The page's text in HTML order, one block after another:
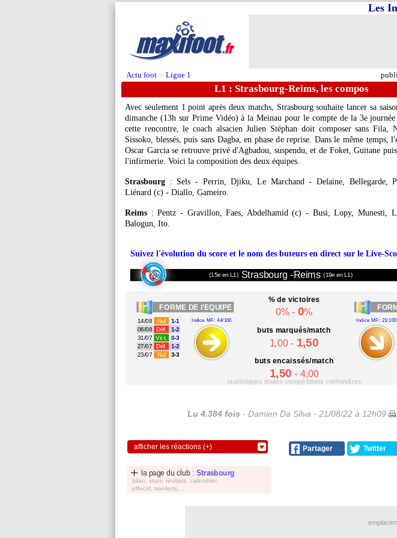
Actu foot > Ligue 1
Les
L1 : Strasbourg-Reims, les compos
Avec seulement 1 point après deux matchs, Strasbourg souhaite lancer sa
dimanche (13h sur Prime Vidéo) à la Meinau pour le compte de la 3e
cette rencontre, le coach alsacien Julien Stéphan doit composer sans Fila,
Sissoko, blessés, puis sans Dagba, en phase de reprise. Dans le même temps,
Oscar Garcia se retrouve privé d'Agbadou, suspendu, et de Foket, Guitane
l'infirmerie. Voici la composition des deux équipes.
Strasbourg : Sels - Perrin, Djiku, Le Marchand - Delaine, Bellegarde,
Liénard (c) - Diallo, Gameiro.
Reims : Pentz - Gravillon, Faes, Abdelhamid (c) - Busi, Lopy, Munesti,
Balogun, Ito.
Suivez l'évolution du score et le nom des buteurs en direct sur le Live-
(15e en L1) Strasbourg -Reims (19e en L1)
FORME DE l'EQUIPE
Indice MF: 44/100
14/08 Nul
1-1
06/08
Déf. 1-2
31/07 Vict. 0-3
27/07 Déf.
1-2
23/07
Nul 3-3
% de victoires
0% - 0%
buts marqués/match
1,00 - 1,50
buts encaissés/match
1,50 - 4,00
Indice MF: 21/100
statistiques toutes compétitions confondues
Lu 4.384 fois - Damien Da Silva - 21/08/22 à 12h09
afficher les réactions (+) Partager Twitter
la page du club : Strasbourg
bilan, stats, réultats, calendrier,
effectif, tranferts, ...